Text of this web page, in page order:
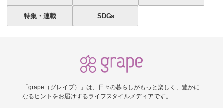
特集・連載 SDGs
「grape（グレイプ）」は、日々の暮らしがもっと楽しく、豊かに
なるヒントをお届けするライフスタイルメディアです。